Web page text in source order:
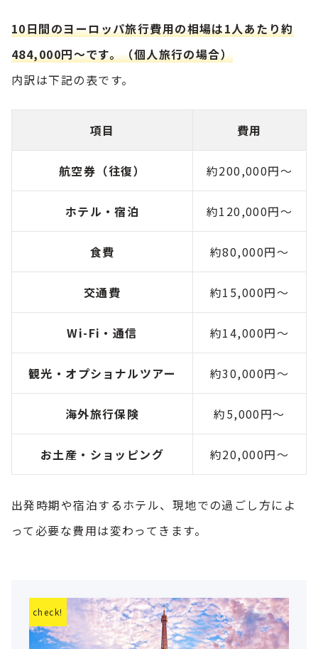
10日間のヨーロッパ旅行費用の相場は1人あたり約
484,000円～です。（個人旅行の場合）
内訳は下記の表です。
項目 費用
航空券（往復） 約200,000円～
ホテル・宿泊 約120,000円～
食費 約80,000円～
交通費 約15,000円～
Wi-Fi・通信 約14,000円～
観光・オプショナルツアー 約30,000円～
海外旅行保険 約5,000円～
お土産・ショッピング 約20,000円～
出発時期や宿泊するホテル、現地での過ごし方によ
って必要な費用は変わってきます。